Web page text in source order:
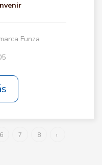
Funza
6 7 8 ›